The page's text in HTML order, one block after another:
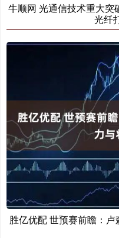
牛顺网 光通信技术重大
光纤
胜亿优配 世预赛前瞻：